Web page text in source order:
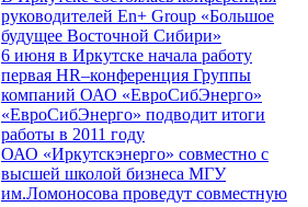
руководителей En+ Group «Большое
будущее Восточной Сибири»
6 июня в Иркутске начала работу
первая HR–конференция Группы
компаний ОАО «ЕвроСибЭнерго»
«ЕвроСибЭнерго» подводит итоги
работы в 2011 году
ОАО «Иркутскэнерго» совместно с
высшей школой бизнеса МГУ
им.Ломоносова проведут совместную